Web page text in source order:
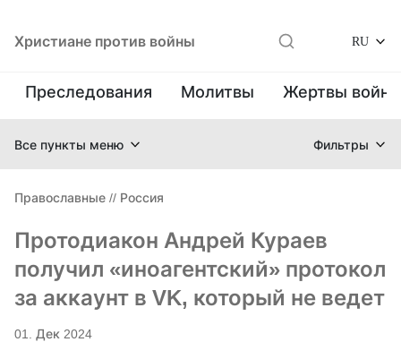
Христиане против войны RU
Преследования Молитвы Жертвы
Все пункты меню Фильтры
Православные // Россия
Протодиакон Андрей Кураев
получил «иноагентский» протокол
за аккаунт в VK, который не ведет
01. Дек 2024